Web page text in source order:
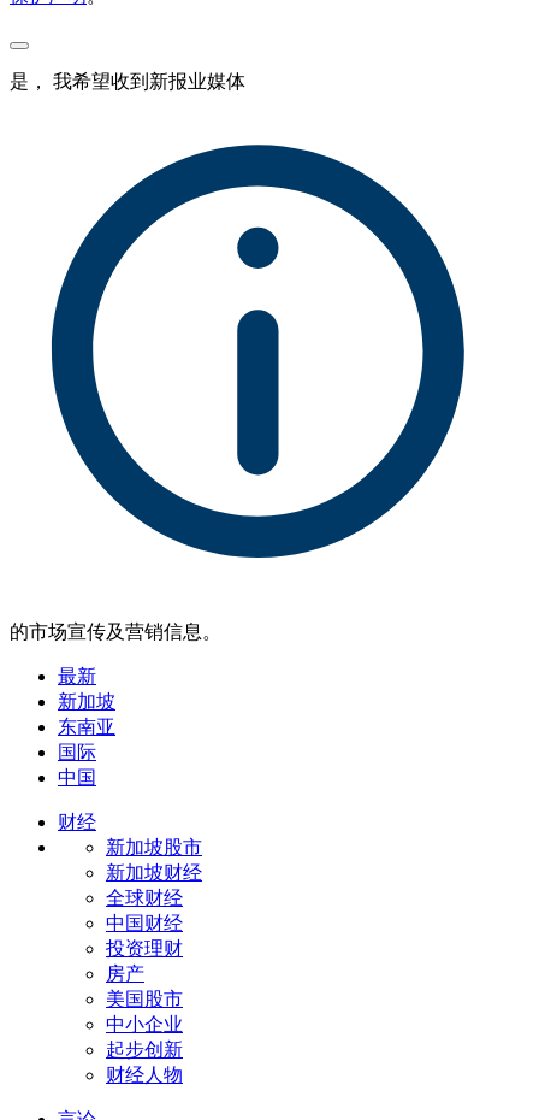
是， 我希望收到新报业媒体
的市场宣传及营销信息。
最新
新加坡
东南亚
国际
中国
财经
新加坡股市
新加坡财经
全球财经
中国财经
投资理财
房产
美国股市
中小企业
起步创新
财经人物